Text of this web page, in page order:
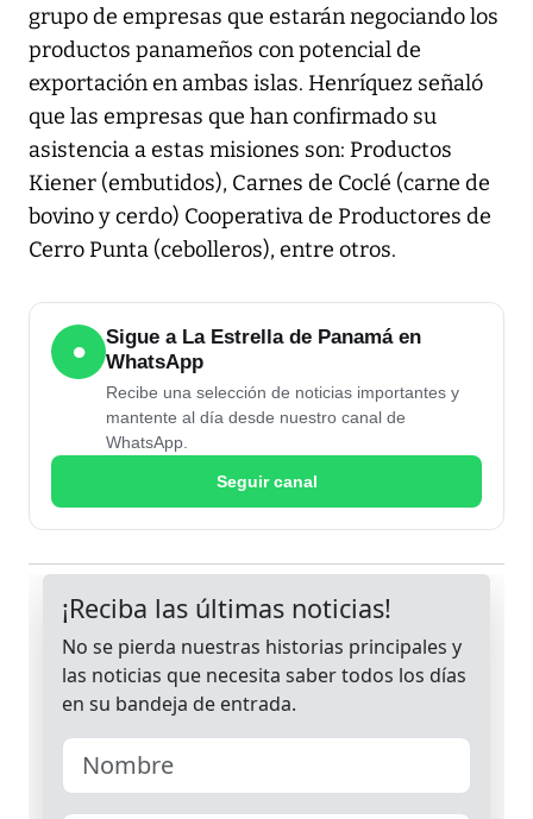
grupo de empresas que estarán negociando los
productos panameños con potencial de
exportación en ambas islas. Henríquez señaló
que las empresas que han confirmado su
asistencia a estas misiones son: Productos
Kiener (embutidos), Carnes de Coclé (carne de
bovino y cerdo) Cooperativa de Productores de
Cerro Punta (cebolleros), entre otros.
●
Sigue a La Estrella de Panamá en
WhatsApp
Recibe una selección de noticias importantes y
mantente al día desde nuestro canal de
WhatsApp.
Seguir canal